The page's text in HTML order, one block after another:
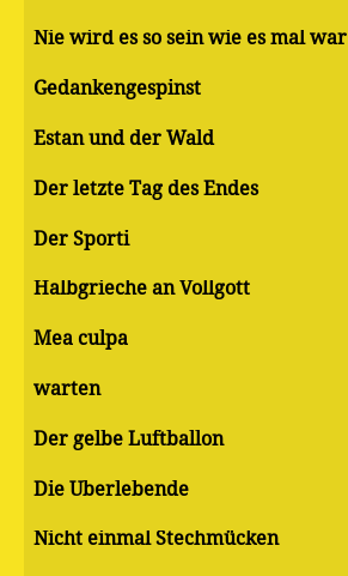
Nie wird es so sein wie es mal war
Gedankengespinst
Estan und der Wald
Der letzte Tag des Endes
Der Sporti
Halbgrieche an Vollgott
Mea culpa
warten
Der gelbe Luftballon
Die Überlebende
Nicht einmal Stechmücken